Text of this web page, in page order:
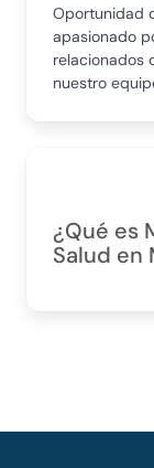
Oportunidad
apasionado
relacionados
nuestro
¿Qué es
Salud en